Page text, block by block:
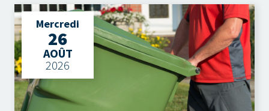
Mercredi
26
AOÛT
2026